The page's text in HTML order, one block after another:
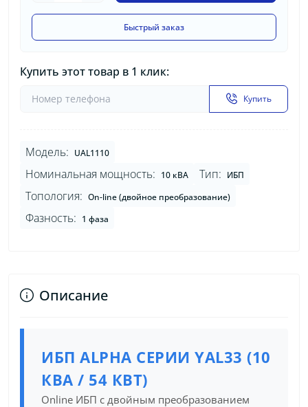
Быстрый заказ
Купить этот товар в 1 клик:
Купить
Модель: UAL1110
Номинальная мощность: 10 кВА Тип: ИБП
Топология: On-line (двойное преобразование)
Фазность: 1 фаза
Описание
ИБП ALPHA СЕРИИ YAL33 (10
КВА / 54 КВТ)
Online ИБП с двойным преобразованием